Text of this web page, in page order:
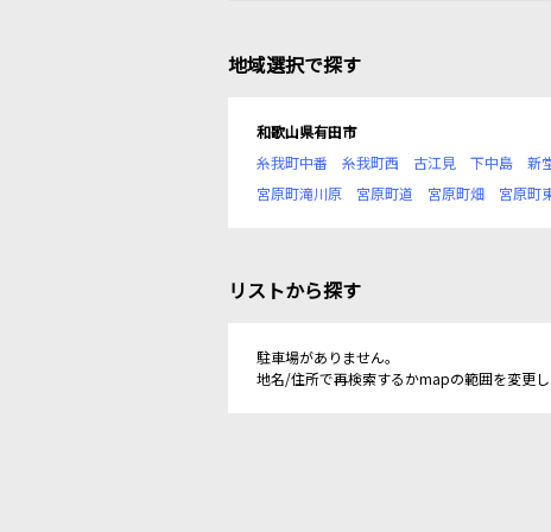
地域選択で探す
和歌山県有田市
糸我町中番
糸我町西 古江見 下中島 新
宮原町滝川原
宮原町道 宮原町畑 宮原町
リストから探す
駐車場がありません。
地名/住所で再検索するかmapの範囲を変更し